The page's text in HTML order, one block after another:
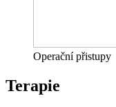
Operační přistupy
Terapie